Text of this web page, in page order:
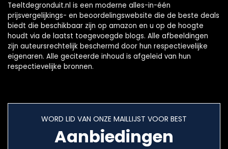
Teeltdegronduit.nl is een moderne alles-in-één
prijsvergelijkings- en beoordelingswebsite die de beste deals
biedt die beschikbaar zijn op amazon en u op de hoogte
houdt via de laatst toegevoegde blogs. Alle afbeeldingen
zijn auteursrechtelijk beschermd door hun respectievelijke
eigenaren. Alle geciteerde inhoud is afgeleid van hun
respectievelijke bronnen.
WORD LID VAN ONZE MAILLIJST VOOR BEST
Aanbiedingen